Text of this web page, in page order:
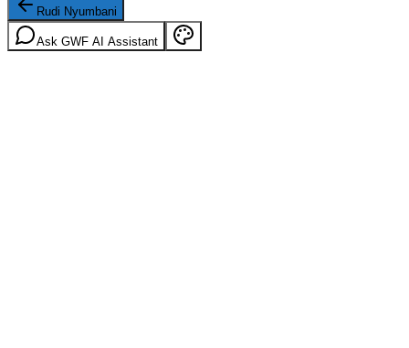
Rudi Nyumbani
Ask GWF AI Assistant